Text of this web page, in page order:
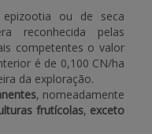
ou de seca
reconhecida pelas
competentes o valor
é de 0,100 CN/ha
da exploração.
, nomeadamente
frutícolas, exceto